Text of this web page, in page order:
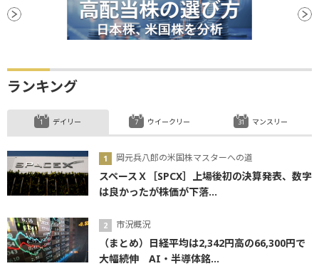
ランキング
デイリー
岡元兵八郎の米国株マスターへの道
スペースＸ［SPCX］上場後初の決算発表、数字
は良かったが株価が下落...
市況概況
（まとめ）日経平均は2,342円高の66,300円で
大幅続伸 AI・半導体銘...
ウイークリー マンスリー